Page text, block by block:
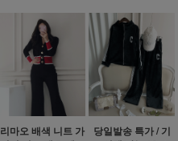
리마오 배색 니트 가
당일발송 특가 / 기